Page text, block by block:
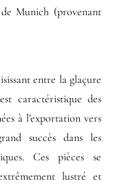
Munich (provenant
entre la glaçure
caractéristique des
à l’exportation vers
succès dans les
Ces pièces se
lustré et